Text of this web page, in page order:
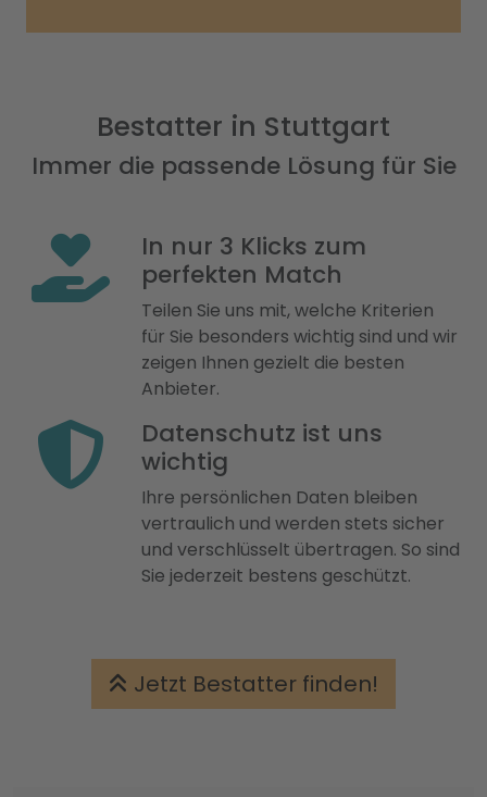
Bestatter in Stuttgart
Immer die passende Lösung für Sie
In nur 3 Klicks zum
perfekten Match
Teilen Sie uns mit, welche Kriterien
für Sie besonders wichtig sind und wir
zeigen Ihnen gezielt die besten
Anbieter.
Datenschutz ist uns
wichtig
Ihre persönlichen Daten bleiben
vertraulich und werden stets sicher
und verschlüsselt übertragen. So sind
Sie jederzeit bestens geschützt.
Jetzt Bestatter finden!